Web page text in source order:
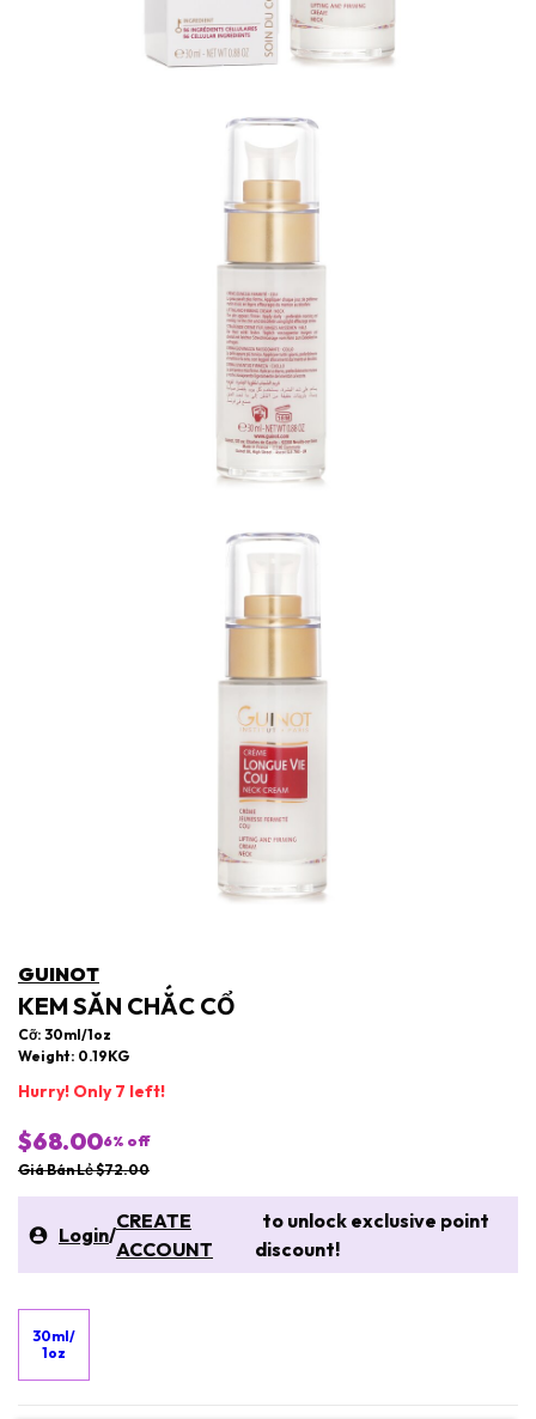
GUINOT
KEM SĂN CHẮC CỔ
Cỡ: 30ml/1oz
Weight: 0.19KG
Hurry! Only 7 left!
$68.006% off
Giá Bán Lẻ $72.00
Login/
CREATE
ACCOUNT
to unlock exclusive point
discount!
30ml/
1oz